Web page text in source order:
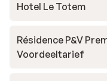
Hotel Le Totem
Résidence P&V
Voordeeltarief